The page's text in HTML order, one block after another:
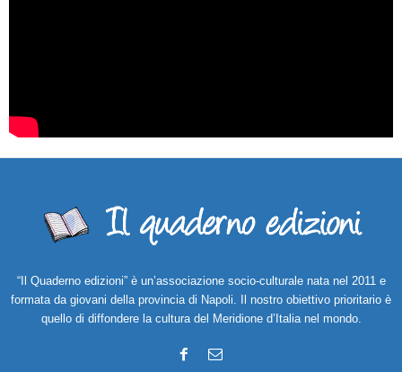
“Il Quaderno edizioni” è un’associazione socio-culturale nata nel 2011 e
formata da giovani della provincia di Napoli. Il nostro obiettivo prioritario è
quello di diffondere la cultura del Meridione d’Italia nel mondo.